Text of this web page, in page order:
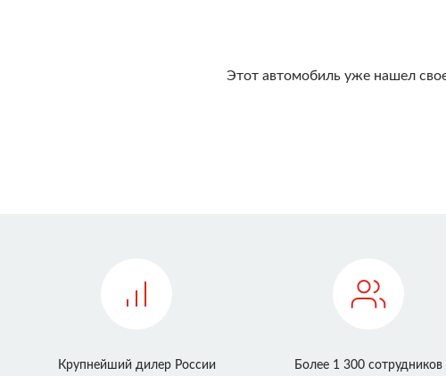
Этот автомобиль уже нашел
Крупнейший дилер России Более 1 300 сотрудников